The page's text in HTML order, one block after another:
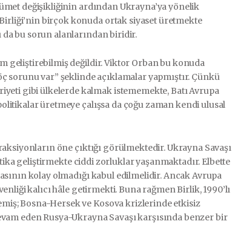
değişikliğinin ardından Ukrayna’ya yönelik
birçok konuda ortak siyaset üretmekte
da bu sorun alanlarından biridir.
geliştirebilmiş değildir. Viktor Orban bu konuda
sorunu var” şeklinde açıklamalar yapmıştır. Çünkü
gibi ülkelerde kalmak istememekte, Batı Avrupa
üretmeye çalışsa da çoğu zaman kendi ulusal
öne çıktığı görülmektedir. Ukrayna Savaşı
geliştirmekte ciddi zorluklar yaşanmaktadır. Elbette
kolay olmadığı kabul edilmelidir. Ancak Avrupa
kalıcı hâle getirmekti. Buna rağmen Birlik, 1990’lı
Bosna-Hersek ve Kosova krizlerinde etkisiz
eden Rusya-Ukrayna Savaşı karşısında benzer bir